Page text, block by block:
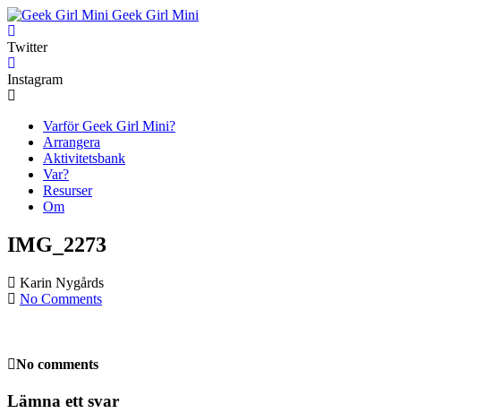
Geek Girl Mini
Twitter
Instagram
Varför Geek Girl Mini?
Arrangera
Aktivitetsbank
Var?
Resurser
Om
IMG_2273
Karin Nygårds
No Comments
No comments
Lämna ett svar